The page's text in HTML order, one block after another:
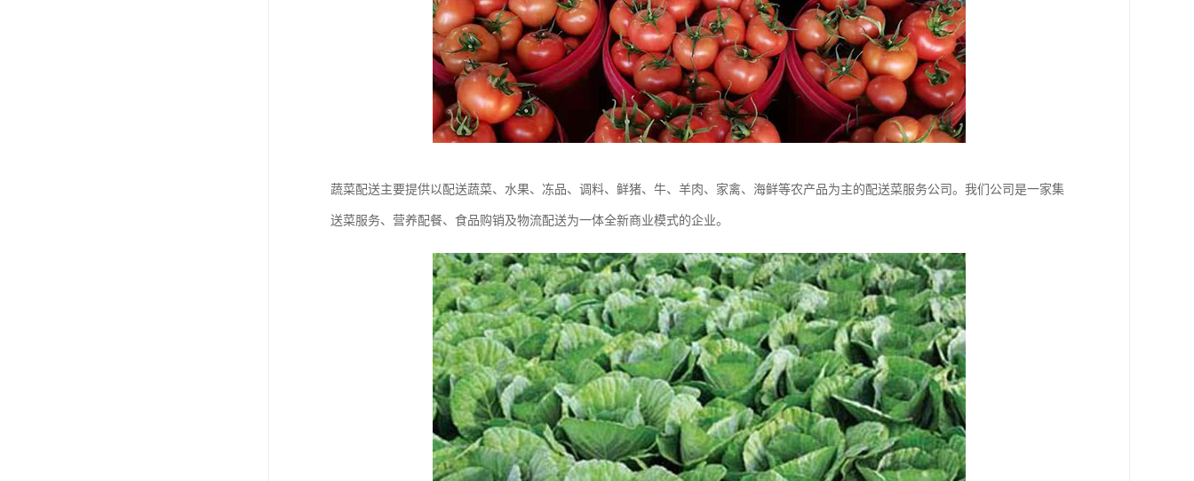
蔬菜配送主要提供以配送蔬菜、水果、冻品、调料、鲜猪、牛、羊肉、家禽、海鲜等农产品为主的配送菜服务公司。我们公司是一家集
送菜服务、营养配餐、食品购销及物流配送为一体全新商业模式的企业。